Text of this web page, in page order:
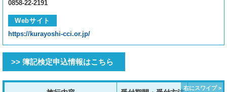
0858-22-2191
Webサイト
https://kurayoshi-cci.or.jp/
>> 簿記検定申込情報はこちら